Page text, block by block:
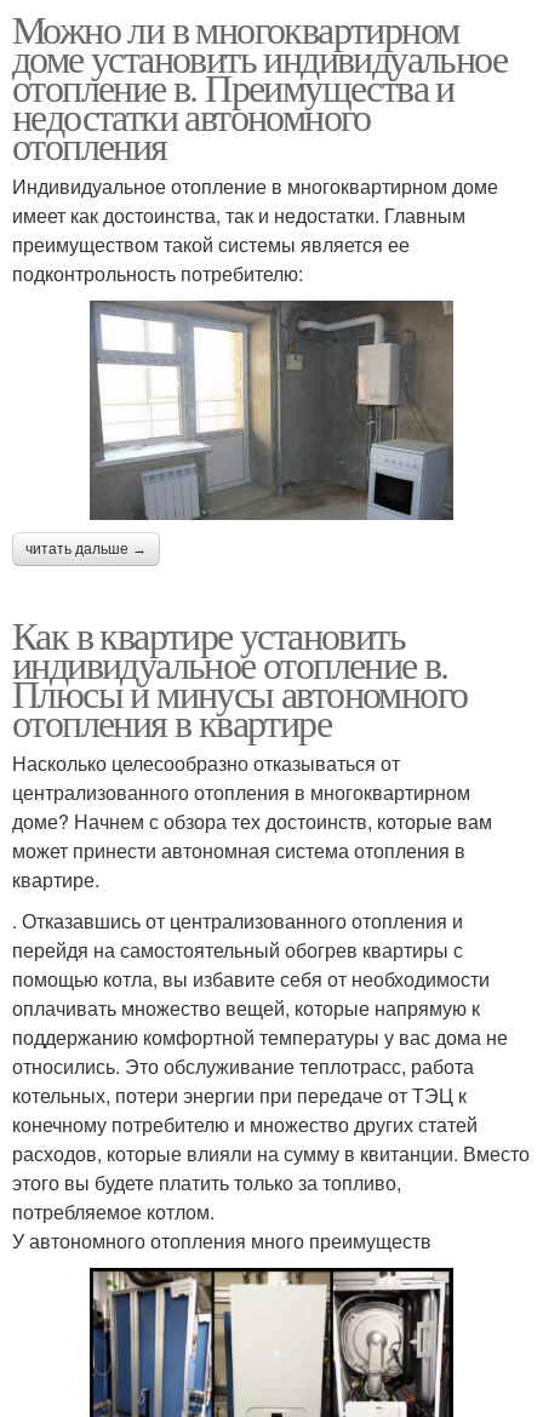
Можно ли в многоквартирном
доме установить индивидуальное
отопление в. Преимущества и
недостатки автономного
отопления
Индивидуальное отопление в многоквартирном доме
имеет как достоинства, так и недостатки. Главным
преимуществом такой системы является ее
подконтрольность потребителю:
читать дальше →
Как в квартире установить
индивидуальное отопление в.
Плюсы и минусы автономного
отопления в квартире
Насколько целесообразно отказываться от
централизованного отопления в многоквартирном
доме? Начнем с обзора тех достоинств, которые вам
может принести автономная система отопления в
квартире.
. Отказавшись от централизованного отопления и
перейдя на самостоятельный обогрев квартиры с
помощью котла, вы избавите себя от необходимости
оплачивать множество вещей, которые напрямую к
поддержанию комфортной температуры у вас дома не
относились. Это обслуживание теплотрасс, работа
котельных, потери энергии при передаче от ТЭЦ к
конечному потребителю и множество других статей
расходов, которые влияли на сумму в квитанции. Вместо
этого вы будете платить только за топливо,
потребляемое котлом.
У автономного отопления много преимуществ